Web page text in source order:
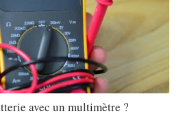
avec un multimètre ?